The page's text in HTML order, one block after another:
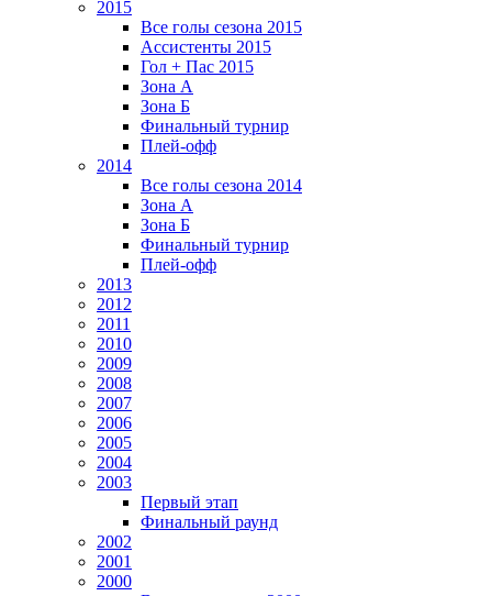
2015
Все голы сезона 2015
Ассистенты 2015
Гол + Пас 2015
Зона А
Зона Б
Финальный турнир
Плей-офф
2014
Все голы сезона 2014
Зона А
Зона Б
Финальный турнир
Плей-офф
2013
2012
2011
2010
2009
2008
2007
2006
2005
2004
2003
Первый этап
Финальный раунд
2002
2001
2000